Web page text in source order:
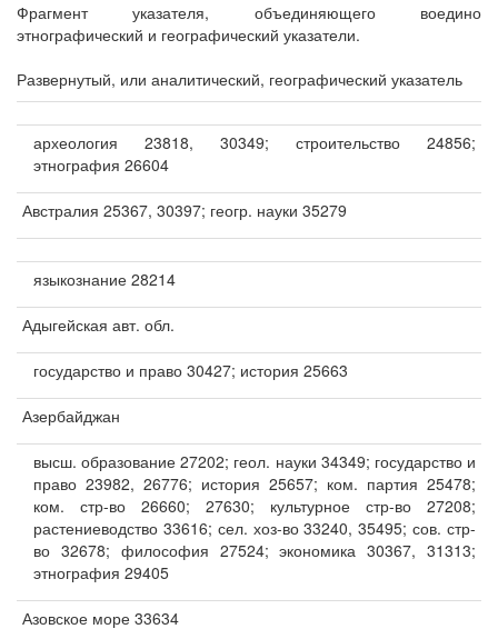
Фрагмент указателя, объединяющего воедино
этнографический и географический указатели.
Развернутый, или аналитический, географический указатель
археология 23818, 30349; строительство 24856;
этнография 26604
Австралия 25367, 30397; геогр. науки 35279
языкознание 28214
Адыгейская авт. обл.
государство и право 30427; история 25663
Азербайджан
высш. образование 27202; геол. науки 34349; государство и
право 23982, 26776; история 25657; ком. партия 25478;
ком. стр-во 26660; 27630; культурное стр-во 27208;
растениеводство 33616; сел. хоз-во 33240, 35495; сов. стр-
во 32678; философия 27524; экономика 30367, 31313;
этнография 29405
Азовское море 33634